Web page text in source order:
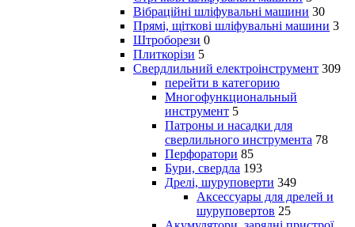
Вібраційні шліфувальні машини 30
Прямі, щіткові шліфувальні машини 3
Штроборези 0
Плиткорізи 5
Свердлильний електроінструмент 309
перейти в категорию
Многофункциональный
инструмент 5
Патроны и насадки для
сверлильного инструмента 78
Перфоратори 85
Бури, свердла 193
Дрелі, шуруповерти 349
Аксессуары для дрелей и
шуруповертов 25